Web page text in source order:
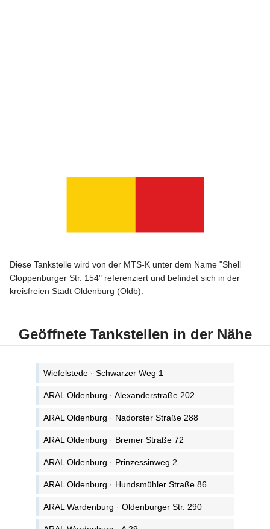
Diese Tankstelle wird von der MTS-K unter dem Name "Shell
Cloppenburger Str. 154" referenziert und befindet sich in der
kreisfreien Stadt Oldenburg (Oldb).
Geöffnete Tankstellen in der Nähe
Wiefelstede · Schwarzer Weg 1
ARAL Oldenburg · Alexanderstraße 202
ARAL Oldenburg · Nadorster Straße 288
ARAL Oldenburg · Bremer Straße 72
ARAL Oldenburg · Prinzessinweg 2
ARAL Oldenburg · Hundsmühler Straße 86
ARAL Wardenburg · Oldenburger Str. 290